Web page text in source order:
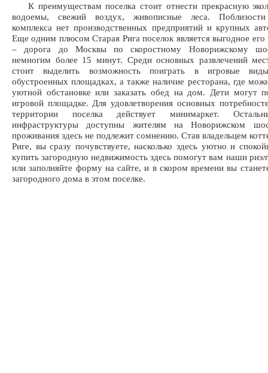
К преимуществам поселка стоит отнести прекрасную
водоемы, свежий воздух, живописные леса. Поблизости
комплекса нет производственных предприятий и крупных
Еще одним плюсом Старая Рига поселок является выгодное его
– дорога до Москвы по скоростному Новорижскому
немногим более 15 минут. Среди основных развлечений
стоит выделить возможность поиграть в игровые
обустроенных площадках, а также наличие ресторана, где
уютной обстановке или заказать обед на дом. Дети могут
игровой площадке. Для удовлетворения основных
территории поселка действует минимаркет.
инфраструктуры доступны жителям на Новорижском
проживания здесь не подлежит сомнению. Став владельцем
Риге, вы сразу почувствуете, насколько здесь уютно и
купить загородную недвижимость здесь помогут вам наши
или заполняйте форму на сайте, и в скором времени вы
загородного дома в этом поселке.